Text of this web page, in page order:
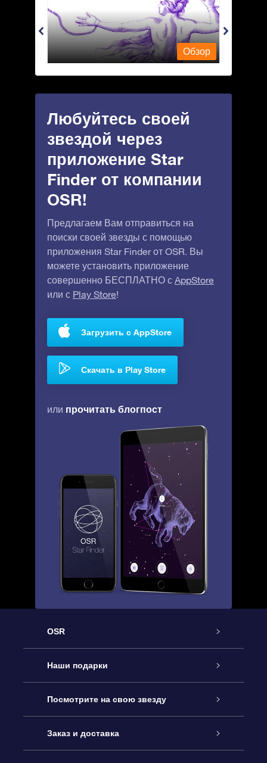
Andromeda - Андромеда
Обзор
Любуйтесь своей
звездой через
приложение Star
Finder от компании
OSR!
Предлагаем Вам отправиться на
поиски своей звезды с помощью
приложения Star Finder от OSR. Вы
можете установить приложение
совершенно БЕСПЛАТНО с AppStore
или с Play Store!
Загрузить с AppStore
Скачать в Play Store
или прочитать блогпост
OSR
Обслуживание
Как с нами связаться
Блог
Наши подарки
Онлайн подарок Online Star Gift
Подарочный набор OSR
Посмотрите на свою звезду
Звездный реестр
Заказ и доставка